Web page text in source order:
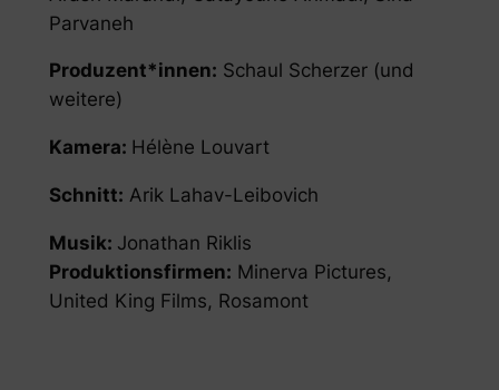
Parvaneh
Produzent*innen: Schaul Scherzer (und
weitere)
Kamera: Hélène Louvart
Schnitt: Arik Lahav-Leibovich
Musik: Jonathan Riklis
Produktionsfirmen: Minerva Pictures,
United King Films, Rosamont